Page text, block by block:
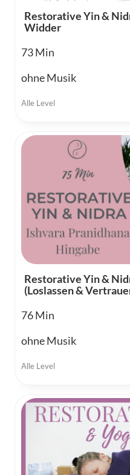
Restorative Yin &
Widder
73
ohne Musik
Alle Level
Restorative Yin &
(Loslassen &
76
ohne Musik
Alle Level